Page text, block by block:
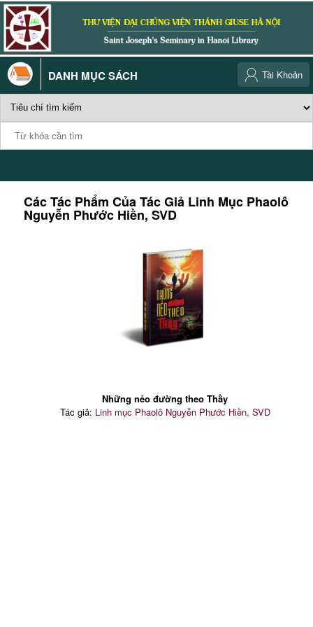
DANH MỤC SÁCH Tài Khoản
Các Tác Phẩm Của Tác Giả Linh Mục Phaolô
Nguyễn Phước Hiền, SVD
Những nẻo đường theo Thầy
Tác giả: Linh mục Phaolô Nguyễn Phước Hiền, SVD